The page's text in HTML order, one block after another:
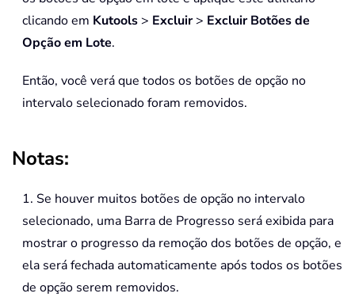
clicando em Kutools > Excluir> Excluir Botões de
Opção em Lote.
Então, você verá que todos os botões de opção no
intervalo selecionado foram removidos.
Notas:
1. Se houver muitos botões de opção no intervalo
selecionado, uma Barra de Progresso será exibida para
mostrar o progresso da remoção dos botões de opção, e
ela será fechada automaticamente após todos os botões
de opção serem removidos.